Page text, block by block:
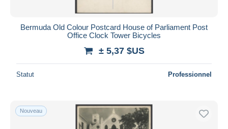
Bermuda Old Colour Postcard House of Parliament Post
Office Clock Tower Bicycles
± 5,37 $US
Statut Professionnel
Nouveau